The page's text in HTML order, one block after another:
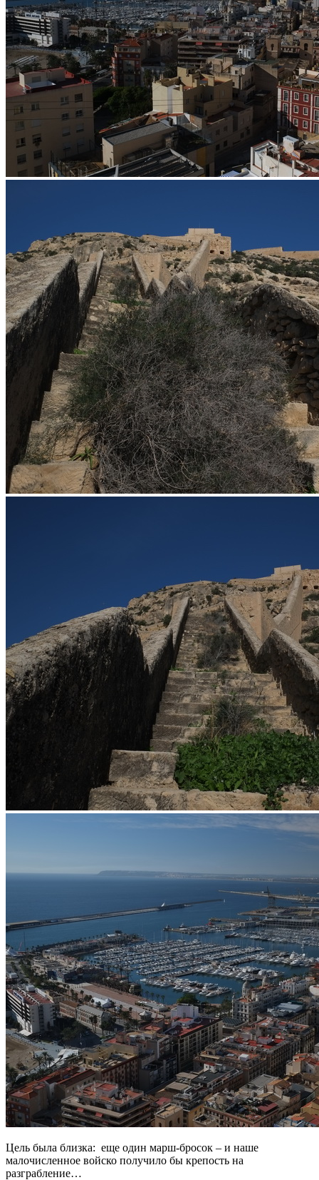
Цель была близка: еще один марш-бросок – и наше
малочисленное войско получило бы крепость на
разграбление…